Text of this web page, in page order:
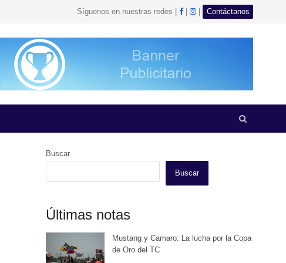
Síguenos en nuestras redes | facebook
| Instagram
Contáctanos
Buscar
Buscar
Últimas notas
Mustang y Camaro: La lucha por la Copa
de Oro del TC